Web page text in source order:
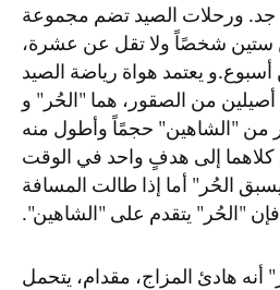
جد. ورحلات الصيد تضم مجموعة
ستين شخصًاً ولا تقل عن عشرة،
يعتمد هواة رياضة الصيد
من الصقور، هما "الحُر" و
من "الشاهين" حجمًاً وأطول منه
كلاهما إلى هدفٍ واحد في الوقت
الحُر" أما إذا طالت المسافة
فإن "الحُر" يتقدم على "الشاهين".
هادئ المزاج، مقدام، يتحمل